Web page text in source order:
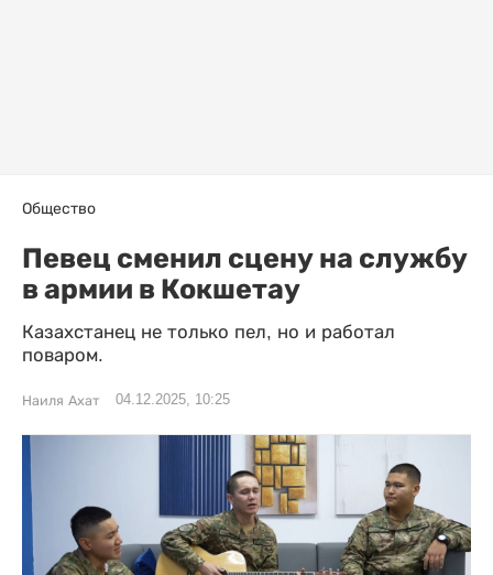
Общество
Певец сменил сцену на службу
в армии в Кокшетау
Казахстанец не только пел, но и работал
поваром.
Наиля Ахат 04.12.2025, 10:25